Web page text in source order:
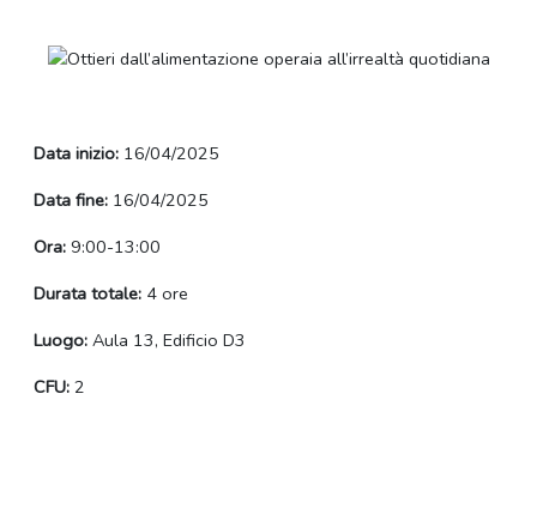
Data inizio: 16/04/2025
Data fine: 16/04/2025
Ora: 9:00-13:00
Durata totale: 4 ore
Luogo: Aula 13, Edificio D3
CFU: 2